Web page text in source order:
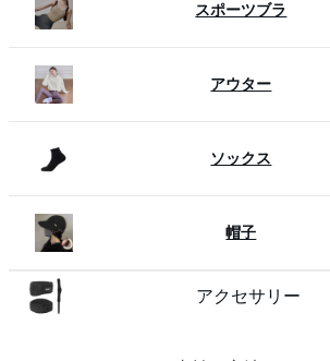
スポーツブラ
アウター
ソックス
帽子
アクセサリー